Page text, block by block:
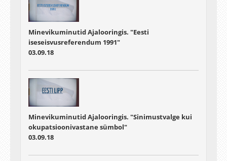
Minevikuminutid Ajalooringis. "Eesti
iseseisvusreferendum 1991"
03.09.18
Minevikuminutid Ajalooringis. "Sinimustvalge kui
okupatsioonivastane sümbol"
03.09.18